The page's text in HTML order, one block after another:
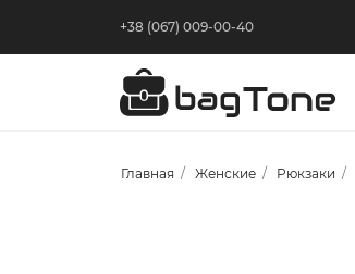
+38 (067) 009-00-40
Главная Женские Рюкзаки